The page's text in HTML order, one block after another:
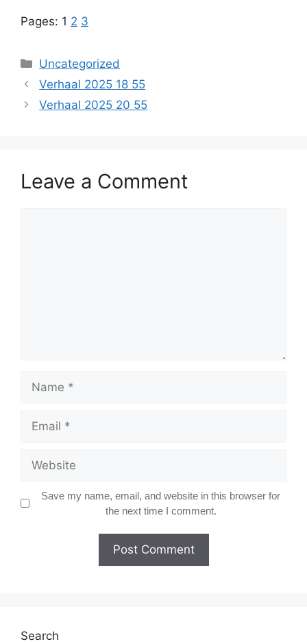
Pages: 1 2 3
Categories
Uncategorized
Verhaal 2025 18 55
Verhaal 2025 20 55
Leave a Comment
Save my name, email, and website in this browser for
the next time I comment.
Search